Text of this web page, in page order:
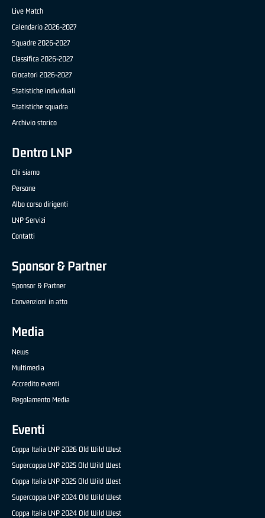
Live Match
Calendario 2026-2027
Squadre 2026-2027
Classifica 2026-2027
Giocatori 2026-2027
Statistiche individuali
Statistiche squadra
Archivio storico
Dentro LNP
Chi siamo
Persone
Albo corso dirigenti
LNP Servizi
Contatti
Sponsor & Partner
Sponsor & Partner
Convenzioni in atto
Media
News
Multimedia
Accredito eventi
Regolamento Media
Eventi
Coppa Italia LNP 2026 Old Wild West
Supercoppa LNP 2025 Old Wild West
Coppa Italia LNP 2025 Old Wild West
Supercoppa LNP 2024 Old Wild West
Coppa Italia LNP 2024 Old Wild West